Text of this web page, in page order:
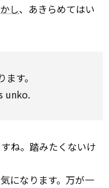
し、あきらめてはい
す。
unko.
ね。踏みたくないけ
になります。万が一